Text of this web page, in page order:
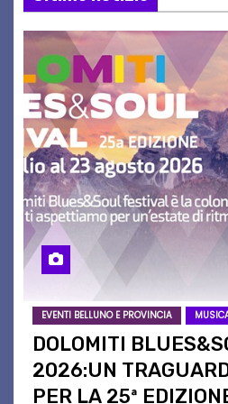
EVENTI BELLUNO E PROVINCIA
DOLOMITI
2026:UN
PER LA 25ª